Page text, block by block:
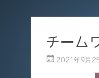
チーム
2021年9月